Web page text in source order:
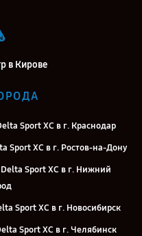
в Кирове
Sport XC в г. Краснодар
Sport XC в г. Ростов-на-Дону
Sport XC в г. Нижний
Sport XC в г. Новосибирск
Sport XC в г. Челябинск